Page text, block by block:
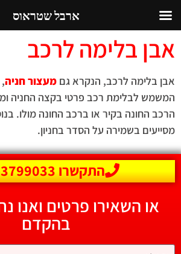
אבן בלימה לרכב
אבן בלימה לרכב, הנקרא גם מעצור חניה
המשמש לבלימת רכב פרטי בקצה החניה
הרכב החונה בקיר או ברכב החונה מולו.
מסייעים בשמירה על הסדר בחניון.
התקשרו 072-3799033
או השאירו פרטים ואנו
בהקדם
ארבל שטראוס